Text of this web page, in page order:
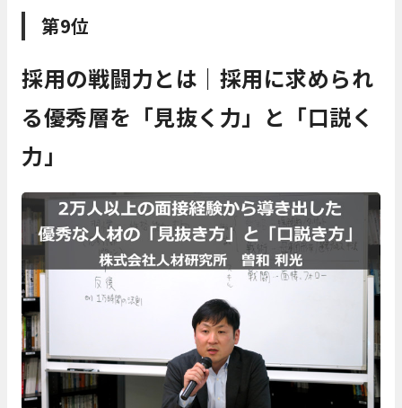
第9位
採用の戦闘力とは｜採用に求められ
る優秀層を「見抜く力」と「口説く
力」